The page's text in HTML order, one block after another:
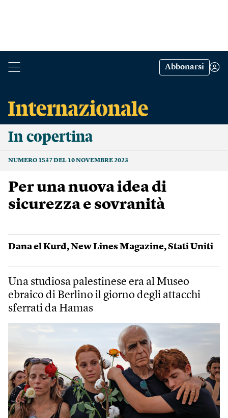
Abbonarsi
In copertina
NUMERO 1537 DEL 10 NOVEMBRE 2023
Per una nuova idea di
sicurezza e sovranità
Dana el Kurd,New Lines Magazine,Stati Uniti
Una studiosa palestinese era al Museo
ebraico di Berlino il giorno degli attacchi
sferrati da Hamas